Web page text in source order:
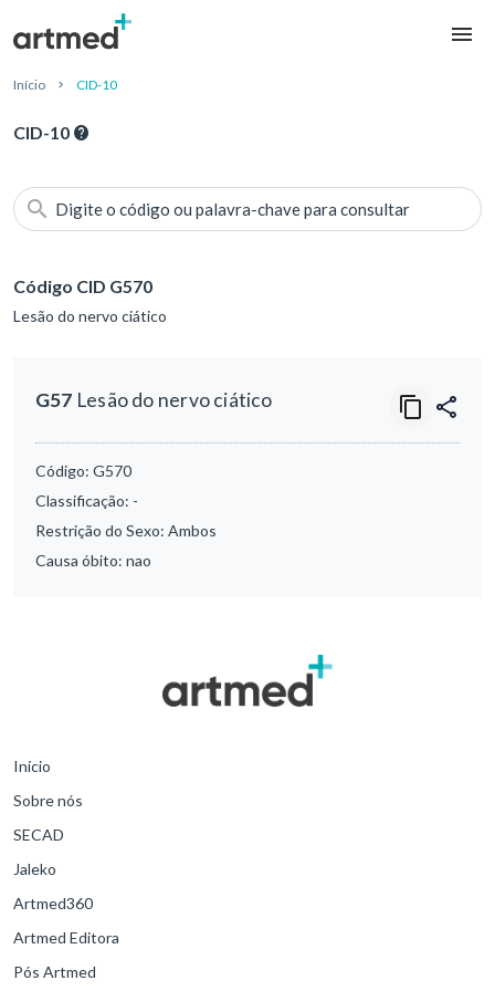
Início CID-10
CID-10
Digite o código ou palavra-chave para consultar
Código CID G570
Lesão do nervo ciático
G57 Lesão do nervo ciático
Código: G570
Classificação: -
Restrição do Sexo: Ambos
Causa óbito: nao
Início
Sobre nós
SECAD
Jaleko
Artmed360
Artmed Editora
Pós Artmed